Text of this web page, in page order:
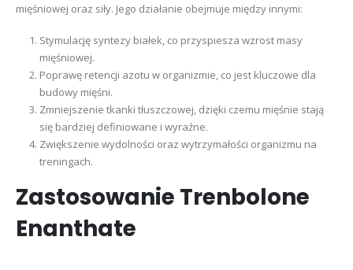
mięśniowej oraz siły. Jego działanie obejmuje między innymi:
Stymulację syntezy białek, co przyspiesza wzrost masy
mięśniowej.
Poprawę retencji azotu w organizmie, co jest kluczowe dla
budowy mięśni.
Zmniejszenie tkanki tłuszczowej, dzięki czemu mięśnie stają
się bardziej definiowane i wyraźne.
Zwiększenie wydolności oraz wytrzymałości organizmu na
treningach.
Zastosowanie Trenbolone
Enanthate